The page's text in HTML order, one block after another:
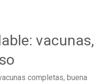
vacunas,
completas, buena